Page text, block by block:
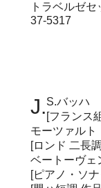
トラベルゼ
37-5317
J.S.バッハ
[フランス
モーツァルト
[ロンド 二長
ベートーヴェ
[ピアノ・ソ